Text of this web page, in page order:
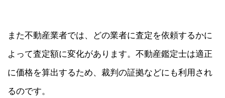
また不動産業者では、どの業者に査定を依頼するかに
よって査定額に変化があります。不動産鑑定士は適正
に価格を算出するため、裁判の証拠などにも利用され
るのです。